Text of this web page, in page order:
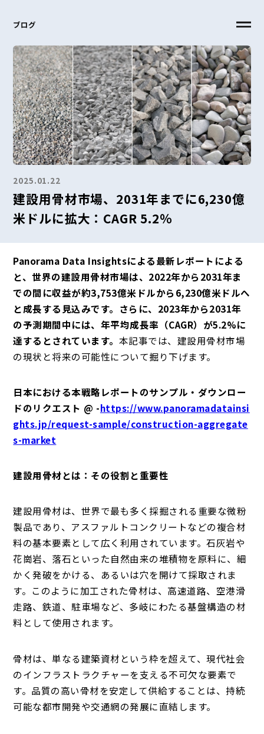
ブログ
2025.01.22
建設用骨材市場、2031年までに6,230億
米ドルに拡大：CAGR 5.2％
Panorama Data Insightsによる最新レポートによる
と、世界の建設用骨材市場は、2022年から2031年ま
での間に収益が約3,753億米ドルから6,230億米ドルへ
と成長する見込みです。さらに、2023年から2031年
の予測期間中には、年平均成長率（CAGR）が5.2%に
達するとされています。 本記事では、建設用骨材市場
の現状と将来の可能性について掘り下げます。
日本における本戦略レポートのサンプル・ダウンロー
ドのリクエスト @ -https://www.panoramadatainsi
ghts.jp/request-sample/construction-aggregate
s-market
建設用骨材とは：その役割と重要性
建設用骨材は、世界で最も多く採掘される重要な微粉
製品であり、アスファルトコンクリートなどの複合材
料の基本要素として広く利用されています。石灰岩や
花崗岩、落石といった自然由来の堆積物を原料に、細
かく発破をかける、あるいは穴を開けて採取されま
す。このように加工された骨材は、高速道路、空港滑
走路、鉄道、駐車場など、多岐にわたる基盤構造の材
料として使用されます。
骨材は、単なる建築資材という枠を超えて、現代社会
のインフラストラクチャーを支える不可欠な要素で
す。品質の高い骨材を安定して供給することは、持続
可能な都市開発や交通網の発展に直結します。